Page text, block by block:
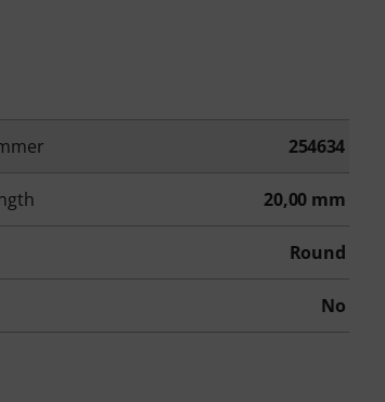
254634
20,00 mm
Round
No